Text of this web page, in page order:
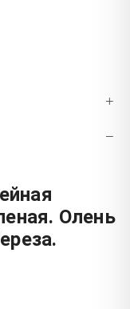
+
−
Олень